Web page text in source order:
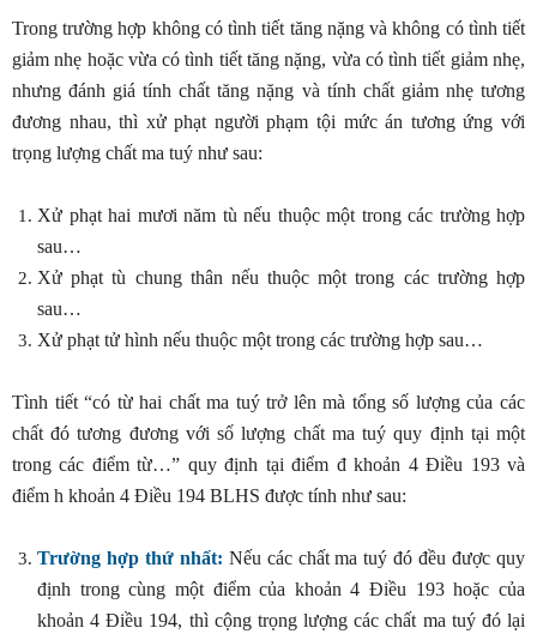
Trong trường hợp không có tình tiết tăng nặng và không có tình tiết
giảm nhẹ hoặc vừa có tình tiết tăng nặng, vừa có tình tiết giảm nhẹ,
nhưng đánh giá tính chất tăng nặng và tính chất giảm nhẹ tương
đương nhau, thì xử phạt người phạm tội mức án tương ứng với
trọng lượng chất ma tuý như sau:
Xử phạt hai mươi năm tù nếu thuộc một trong các trường hợp
sau…
Xử phạt tù chung thân nếu thuộc một trong các trường hợp
sau…
Xử phạt tử hình nếu thuộc một trong các trường hợp sau…
Tình tiết “có từ hai chất ma tuý trở lên mà tổng số lượng của các
chất đó tương đương với số lượng chất ma tuý quy định tại một
trong các điểm từ…” quy định tại điểm đ khoản 4 Điều 193 và
điểm h khoản 4 Điều 194 BLHS được tính như sau:
Trường hợp thứ nhất: Nếu các chất ma tuý đó đều được quy
định trong cùng một điểm của khoản 4 Điều 193 hoặc của
khoản 4 Điều 194, thì cộng trọng lượng các chất ma tuý đó lại